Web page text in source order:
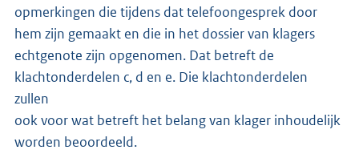
opmerkingen die tijdens dat telefoongesprek door
hem zijn gemaakt en die in het dossier van klagers
echtgenote zijn opgenomen. Dat betreft de
klachtonderdelen c, d en e. Die klachtonderdelen
zullen
ook voor wat betreft het belang van klager inhoudelijk
worden beoordeeld.